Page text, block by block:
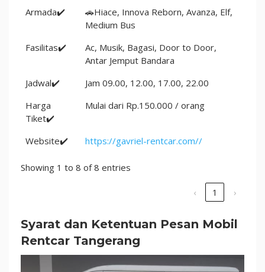
Armada✔️
🚗Hiace, Innova Reborn, Avanza, Elf,
Medium Bus
Fasilitas✔️
Ac, Musik, Bagasi, Door to Door,
Antar Jemput Bandara
Jadwal✔️
Jam 09.00, 12.00, 17.00, 22.00
Harga
Tiket✔️
Mulai dari Rp.150.000 / orang
Website✔️ https://gavriel-rentcar.com//
Showing 1 to 8 of 8 entries
‹ 1 ›
Syarat dan Ketentuan Pesan Mobil
Rentcar Tangerang